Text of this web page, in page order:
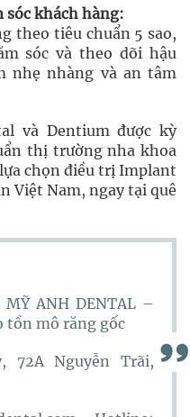
sóc khách hàng:
theo tiêu chuẩn 5 sao,
sóc và theo dõi hậu
nhẹ nhàng và an tâm
và Dentium được kỳ
thị trường nha khoa
chọn điều trị Implant
Việt Nam, ngay tại quê
MỸ ANH DENTAL –
tồn mô răng gốc
72A Nguyễn Trãi,